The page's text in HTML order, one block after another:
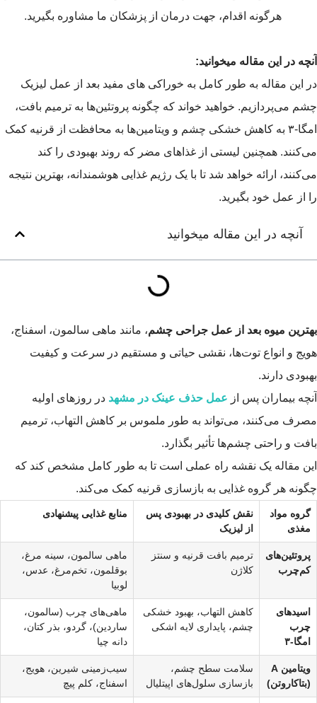
هرگونه اقدام، جهت درمان از پزشکان ما مشاوره بگیرید.
آنچه در این مقاله میخوانید:
در این مقاله به طور کامل به خوراکی های مفید بعد از عمل لیزیک
چشم می‌پردازیم. خواهید خواند که چگونه پروتئین‌ها به ترمیم بافت،
امگا-۳ به کاهش خشکی چشم و ویتامین‌ها به محافظت از قرنیه کمک
می‌کنند. همچنین لیستی از غذاهای مضر که روند بهبودی را کند
می‌کنند، ارائه خواهد شد تا با یک رژیم غذایی هوشمندانه، بهترین نتیجه
را از عمل خود بگیرید.
آنچه در این مقاله میخوانید
بهترین میوه بعد از عمل جراحی چشم، مانند ماهی سالمون، اسفناج،
هویج و انواع توت‌ها، نقشی حیاتی و مستقیم در سرعت و کیفیت
بهبودی دارند.
آنچه بیماران پس از عمل حذف عینک در مشهد در روزهای اولیه
مصرف می‌کنند، می‌تواند به طور ملموس بر کاهش التهاب، ترمیم
بافت و راحتی چشم‌ها تأثیر بگذارد.
این مقاله یک نقشه راه عملی است تا به طور کامل مشخص کند که
چگونه هر گروه غذایی به بازسازی قرنیه کمک می‌کند.
گروه مواد
مغذی
نقش کلیدی در بهبودی پس
از لیزیک
منابع غذایی پیشنهادی
پروتئین‌های
کم‌چرب
ترمیم بافت قرنیه و سنتز
کلاژن
ماهی سالمون، سینه مرغ،
بوقلمون، تخم‌مرغ، عدس،
لوبیا
اسیدهای
چرب
امگا-۳
کاهش التهاب، بهبود خشکی
چشم، پایداری لایه اشکی
ماهی‌های چرب (سالمون،
ساردین)، گردو، بذر کتان،
دانه چیا
ویتامین A
(بتاکاروتن)
سلامت سطح چشم،
بازسازی سلول‌های اپیتلیال
سیب‌زمینی شیرین، هویج،
اسفناج، کلم پیچ